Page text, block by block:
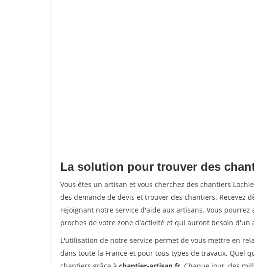
La solution pour trouver des
Vous êtes un artisan et vous cherchez des chantiers
des demande de devis et trouver des chantiers. Recevez
rejoignant notre service d'aide aux artisans. Vous
proches de votre zone d'activité et qui auront besoin
L'utilisation de notre service permet de vous mettre en
dans toute la France et pour tous types de travaux. Quel